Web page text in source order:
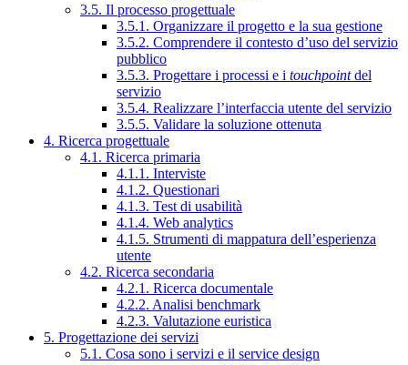
3.5. Il processo progettuale
3.5.1. Organizzare il progetto e la sua gestione
3.5.2. Comprendere il contesto d’uso del servizio
pubblico
3.5.3. Progettare i processi e i touchpointdel
servizio
3.5.4. Realizzare l’interfaccia utente del servizio
3.5.5. Validare la soluzione ottenuta
4. Ricerca progettuale
4.1. Ricerca primaria
4.1.1. Interviste
4.1.2. Questionari
4.1.3. Test di usabilità
4.1.4. Web analytics
4.1.5. Strumenti di mappatura dell’esperienza
utente
4.2. Ricerca secondaria
4.2.1. Ricerca documentale
4.2.2. Analisi benchmark
4.2.3. Valutazione euristica
5. Progettazione dei servizi
5.1. Cosa sono i servizi e il service design